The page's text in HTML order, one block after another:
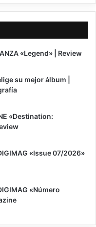
atención.
«Legend» | Review
su mejor álbum |
«Destination:
«Issue 07/2026»
«Número